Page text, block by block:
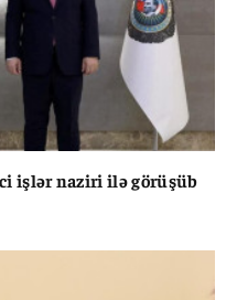
işlər naziri ilə görüşüb